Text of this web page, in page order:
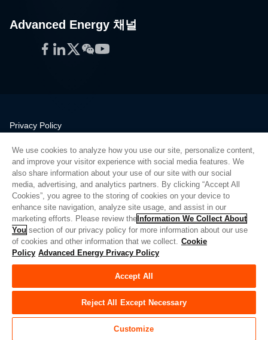
Advanced Energy 채널
Facebook
LinkedIn
Twitter
WeChat
YouTube
Privacy Policy
Quality
Sitemap
Supplier Portal
UK Modern Slavery Act
Privacy Preferences
Do Not Sell or Share My Personal Information
Limit the Use of My Sensitive Personal Information
© Copyright 2026Advanced Energy | 빌드: 39545
We use cookies to analyze how you use our site, personalize content,
and improve your visitor experience with social media features. We
also share information about your use of our site with our social
media, advertising, and analytics partners. By clicking “Accept All
Cookies”, you agree to the storing of cookies on your device to
enhance site navigation, analyze site usage, and assist in our
marketing efforts. Please review the Information We Collect About
You section of our privacy policy for more information about our use
of cookies and other information that we collect. Cookie
Policy Advanced Energy Privacy Policy
Accept All
Reject All Except Necessary
Customize